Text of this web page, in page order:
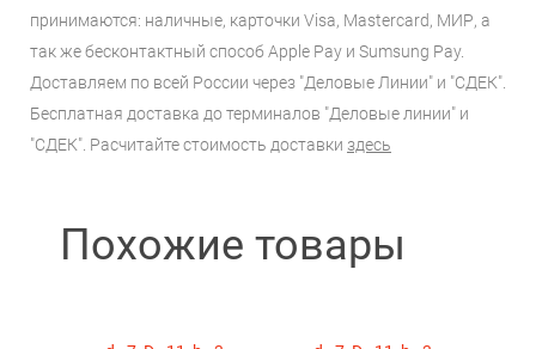
принимаются: наличные, карточки Visa, Mastercard, МИР, а
так же бесконтактный способ Apple Pay и Sumsung Pay.
Доставляем по всей России через "Деловые Линии" и "СДЕК".
Бесплатная доставка до терминалов "Деловые линии" и
"СДЕК". Расчитайте стоимость доставки здесь
Похожие товары